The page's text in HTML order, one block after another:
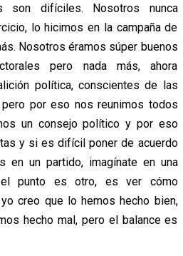
son difíciles. Nosotros nunca
lo hicimos en la campaña de
Nosotros éramos súper buenos
pero nada más, ahora
política, conscientes de las
por eso nos reunimos todos
un consejo político y por eso
y si es difícil poner de acuerdo
en un partido, imagínate en una
punto es otro, es ver cómo
creo que lo hemos hecho bien,
hecho mal, pero el balance es